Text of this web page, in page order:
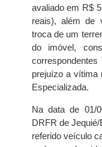
avaliado em R$
reais), além de
troca de um
do imóvel,
prejuízo a vítima
Especializada.
Na data de 01/
DRFR de
referido veículo